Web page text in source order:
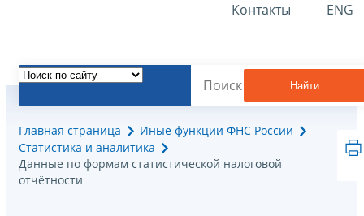
Контакты ENG
Найти
Главная страница
Иные функции ФНС России
Статистика и аналитика
Данные по формам статистической налоговой
отчётности